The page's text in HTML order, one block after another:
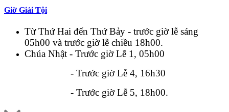
Giờ Giải Tội
Từ Thứ Hai đến Thứ Bảy - trước giờ lễ sáng
05h00 và trước giờ lễ chiều 18h00.
Chúa Nhật - Trước giờ Lễ 1, 05h00
- Trước giờ Lễ 4, 16h30
- Trước giờ Lễ 5, 18h00.